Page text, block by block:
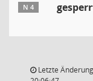
N 4
Letzte